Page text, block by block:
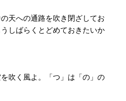
天への通路を吹き閉ざしてお
しばらくとどめておきたいか
吹く風よ。「つ」は「の」の